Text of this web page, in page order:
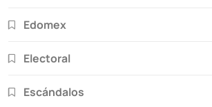
Edomex
Electoral
Escándalos